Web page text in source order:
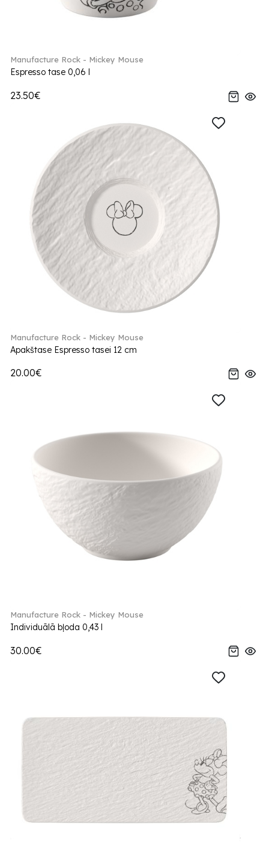
Manufacture Rock - Mickey Mouse
Espresso tase 0,06 l
23.50€
Manufacture Rock - Mickey Mouse
Apakštase Espresso tasei 12 cm
20.00€
Manufacture Rock - Mickey Mouse
Individuālā bļoda 0,43 l
30.00€